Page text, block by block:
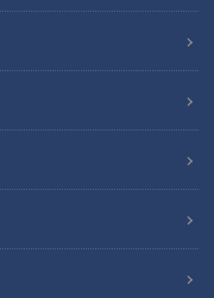
１９８５年（昭和６０
人のリーダーが、宿敵
たどる。（敬称略）